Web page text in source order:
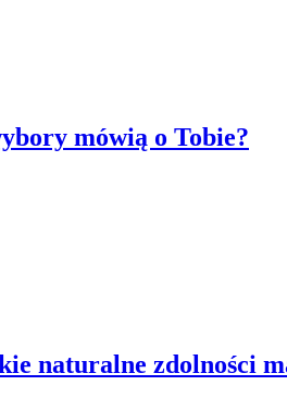
mówią o Tobie?
naturalne zdolności